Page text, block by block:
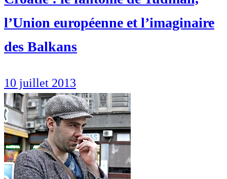
l’Union européenne et l’imaginaire
des Balkans
10 juillet 2013